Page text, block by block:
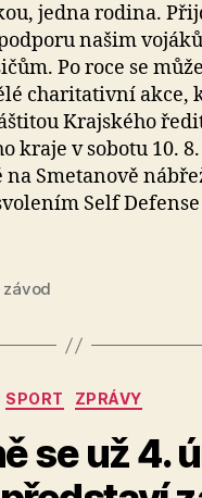
jedna rodina.
našim
Po roce se
charitativní akce,
Krajského
kraje v sobotu 10.
na Smetanově
Self
závod
Rubriky
SPORT ZPRÁVY
se už 4.